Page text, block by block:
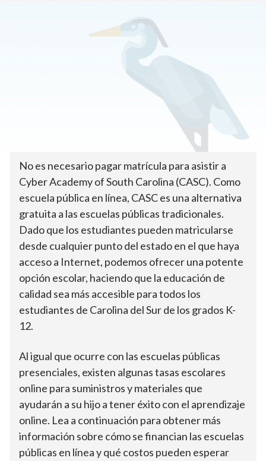
Cómo inscribirse Matrícula y costes
¿Cuánto cuestan los
colegios públicos en línea?
No es necesario pagar matrícula para asistir a
Cyber Academy of South Carolina (CASC). Como
escuela pública en línea, CASC es una alternativa
gratuita a las escuelas públicas tradicionales.
Dado que los estudiantes pueden matricularse
desde cualquier punto del estado en el que haya
acceso a Internet, podemos ofrecer una potente
opción escolar, haciendo que la educación de
calidad sea más accesible para todos los
estudiantes de Carolina del Sur de los grados K-
12.
Al igual que ocurre con las escuelas públicas
presenciales, existen algunas tasas escolares
online para suministros y materiales que
ayudarán a su hijo a tener éxito con el aprendizaje
online. Lea a continuación para obtener más
información sobre cómo se financian las escuelas
públicas en línea y qué costos pueden esperar